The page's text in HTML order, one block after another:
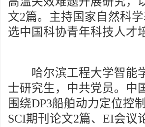
文2篇。主持国家自然科
选中国科协青年科技人才
哈尔滨工程大学智能学
士研究生，中共党员。中
围绕DP3船舶动力定位控
SCI期刊论文2篇、EI会议